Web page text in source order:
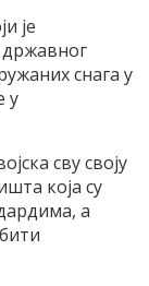
је
снага у
у
сву своју
која су
а